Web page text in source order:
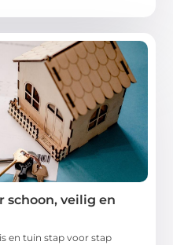
schoon, veilig en
en tuin stap voor stap